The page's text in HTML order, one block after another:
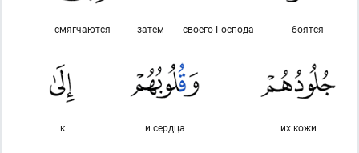
боятся
своего Господа
затем
смягчаются
их кожи
и сердца
к